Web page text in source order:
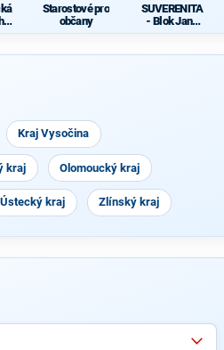
a
Starostové pro
občany
SUVERENITA
- Blok Jany
Bobošíkové
VYSOČINU
Kraj Vysočina
kraj Olomoucký kraj
Ústecký kraj Zlínský kraj